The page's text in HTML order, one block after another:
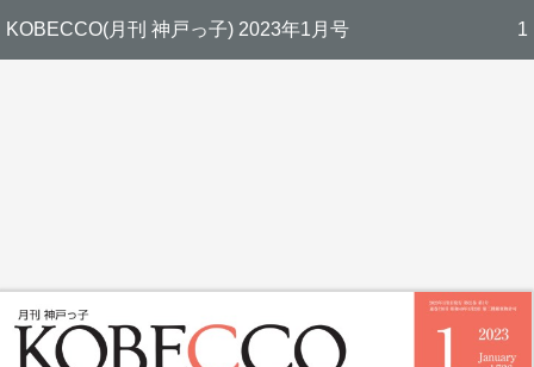
KOBECCO(月刊 神戸っ子) 2023年1月号 1